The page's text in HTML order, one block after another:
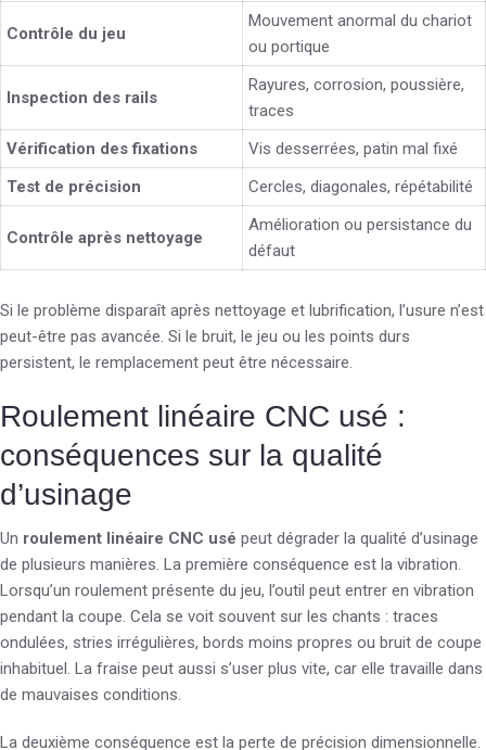
Contrôle du jeu
Mouvement anormal du chariot
ou portique
Inspection des rails
Rayures, corrosion, poussière,
traces
Vérification des fixations
Vis desserrées, patin mal fixé
Test de précision
Cercles, diagonales, répétabilité
Contrôle après nettoyage
Amélioration ou persistance du
défaut
Si le problème disparaît après nettoyage et lubrification, l’usure n’est
peut-être pas avancée. Si le bruit, le jeu ou les points durs
persistent, le remplacement peut être nécessaire.
Roulement linéaire CNC usé :
conséquences sur la qualité
d’usinage
Un roulement linéaire CNC usé peut dégrader la qualité d’usinage
de plusieurs manières. La première conséquence est la vibration.
Lorsqu’un roulement présente du jeu, l’outil peut entrer en vibration
pendant la coupe. Cela se voit souvent sur les chants : traces
ondulées, stries irrégulières, bords moins propres ou bruit de coupe
inhabituel. La fraise peut aussi s’user plus vite, car elle travaille dans
de mauvaises conditions.
La deuxième conséquence est la perte de précision dimensionnelle.